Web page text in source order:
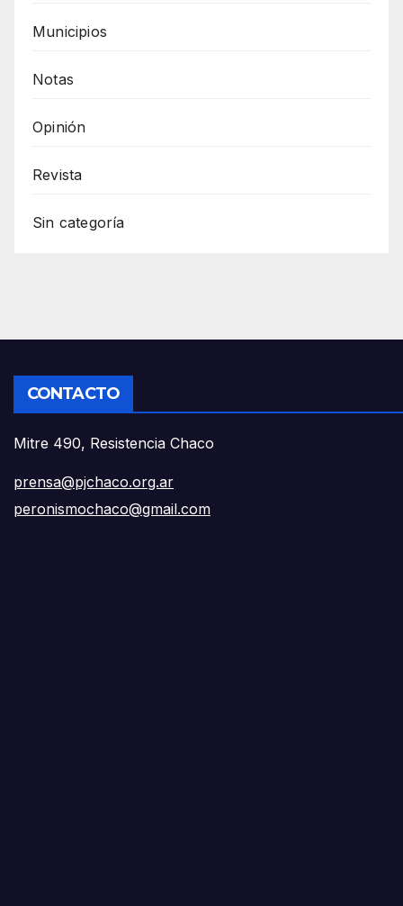
Municipios
Notas
Opinión
Revista
Sin categoría
CONTACTO
Mitre 490, Resistencia Chaco
prensa@pjchaco.org.ar
peronismochaco@gmail.com